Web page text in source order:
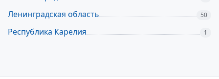
Ленинградская область 50
Республика Карелия 1